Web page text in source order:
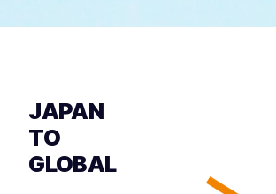
JAPAN
TO
GLOBAL